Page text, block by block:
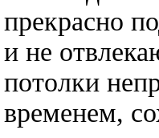
прекрасно
и не
потолки
временем,